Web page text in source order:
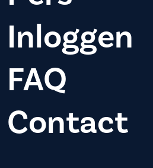
Inloggen
FAQ
Contact